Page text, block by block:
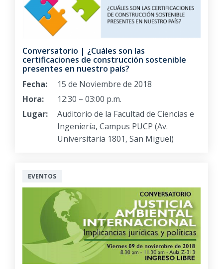
Conversatorio | ¿Cuáles son las
certificaciones de construcción sostenible
presentes en nuestro país?
Fecha:
15 de Noviembre de 2018
Hora:
12:30 – 03:00 p.m.
Lugar:
Auditorio de la Facultad de Ciencias e
Ingeniería, Campus PUCP (Av.
Universitaria 1801, San Miguel)
EVENTOS